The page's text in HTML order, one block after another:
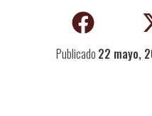
Publicado 22 mayo,